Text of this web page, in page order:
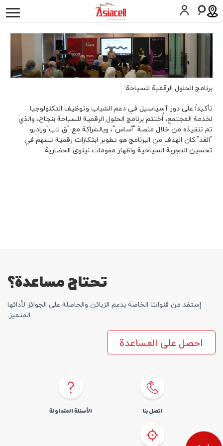
أفرادأعمالي لمحة عن الشركة وظائف المدونات
التأريخ
علاقات المستثمرين
بيانات صحفية
الأخبار
الإستدامة
كوردىEnglish
برنامج الحلول الرقمية للسياحة:
تأكيداً على دور آسياسيل في دعم الشباب وتوظيف التكنولوجيا
لخدمة المجتمع، أُختتم برنامج الحلول الرقمية للسياحة بنجاح، والذي
تم تنفیذه من خلال منصة "أساس"، وبالشراكة مع "ق لاب"وراديو
"الغد".کان الهدف من البرنامج هو تطوير ابتكارات رقمية تسهم في
تحسين التجربة السياحية واظهار مقومات نينوى الحضارية.
تحتاج مساعدة؟
إستفد من قنواتنا الخاصة بدعم الزبائن والحاصلة علی الجوائز لأدائها
المتمیز.
احصل على المساعدة
اتصل بنا الأسئلة المتداولة